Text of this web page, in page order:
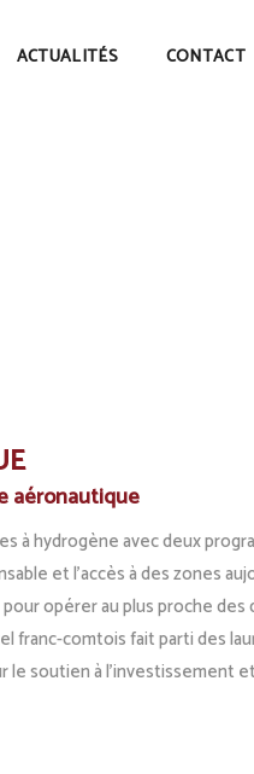
ACTUALITÉS CONTACT
aéronautique
à hydrogène avec deux
et l’accès à des zones
opérer au plus proche
franc-comtois fait parti des
le soutien à l’investissement